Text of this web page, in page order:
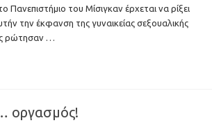
Πανεπιστήμιο του Μίσιγκαν έρχεται να ρίξει
την έκφανση της γυναικείας σεξουαλικής
ρώτησαν …
οργασμός!